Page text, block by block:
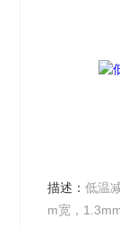
描述：低温
m宽，